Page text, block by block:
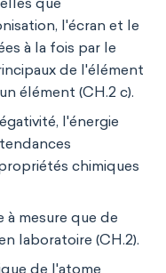
l'écran et le
à la fois par le
de l'élément
élément (CH.2 c).
l'énergie
chimiques
à mesure que de
laboratoire (CH.2).
de l'atome